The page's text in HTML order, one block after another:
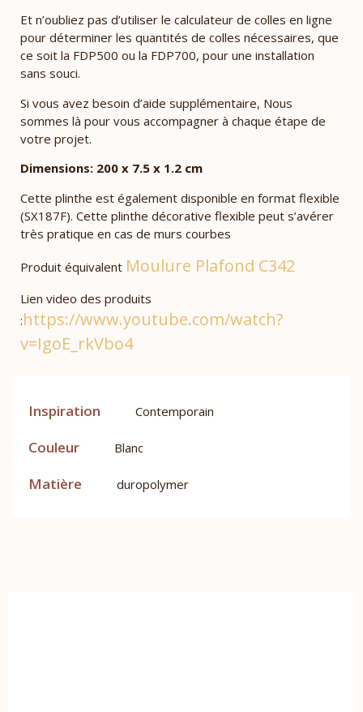
Et n’oubliez pas d’utiliser le calculateur de colles en ligne
pour déterminer les quantités de colles nécessaires, que
ce soit la FDP500 ou la FDP700, pour une installation
sans souci.
Si vous avez besoin d’aide supplémentaire, Nous
sommes là pour vous accompagner à chaque étape de
votre projet.
Dimensions: 200 x 7.5 x 1.2 cm
Cette plinthe est également disponible en format flexible
(SX187F). Cette plinthe décorative flexible peut s’avérer
très pratique en cas de murs courbes
Produit équivalent Moulure Plafond C342
Lien video des produits
:https://www.youtube.com/watch?
v=IgoE_rkVbo4
Inspiration Contemporain
Couleur Blanc
Matière duropolymer